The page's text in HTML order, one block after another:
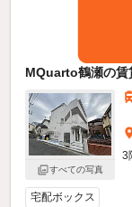
MQuarto鶴瀬の賃
すべての写真
3
宅配ボックス